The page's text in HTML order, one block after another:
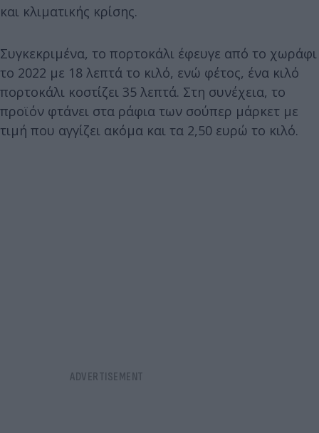
και κλιματικής κρίσης.
Συγκεκριμένα, το πορτοκάλι έφευγε από το χωράφι
το 2022 με 18 λεπτά το κιλό, ενώ φέτος, ένα κιλό
πορτοκάλι κοστίζει 35 λεπτά. Στη συνέχεια, το
προϊόν φτάνει στα ράφια των σούπερ μάρκετ με
τιμή που αγγίζει ακόμα και τα 2,50 ευρώ το κιλό.